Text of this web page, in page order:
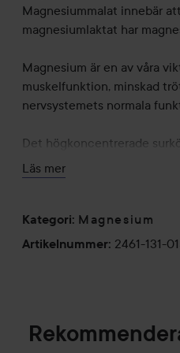
Magnesiummalat innebär
magnesiumlaktat har
Magnesium är en av våra
muskelfunktion, minskad
nervsystemets normala
Det högkoncentrerade
Studier har visat att löpare
och snabbare återhämtning.
funktion samt till att
Läs mer
Kategori: Magnesium
Artikelnummer: 2461-131-